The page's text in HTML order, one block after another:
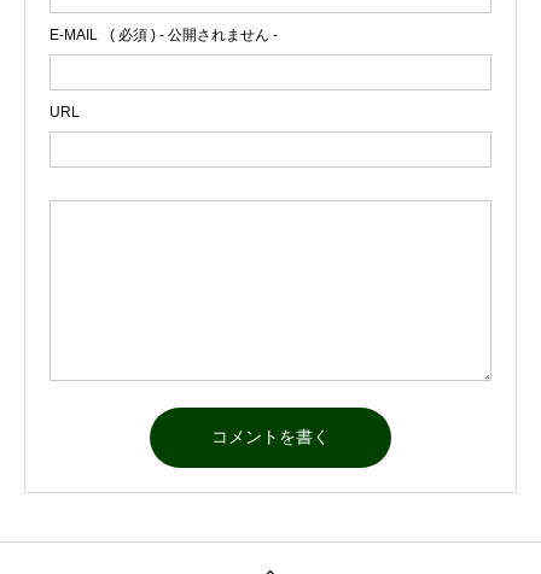
E-MAIL ( 必須 ) - 公開されません -
URL